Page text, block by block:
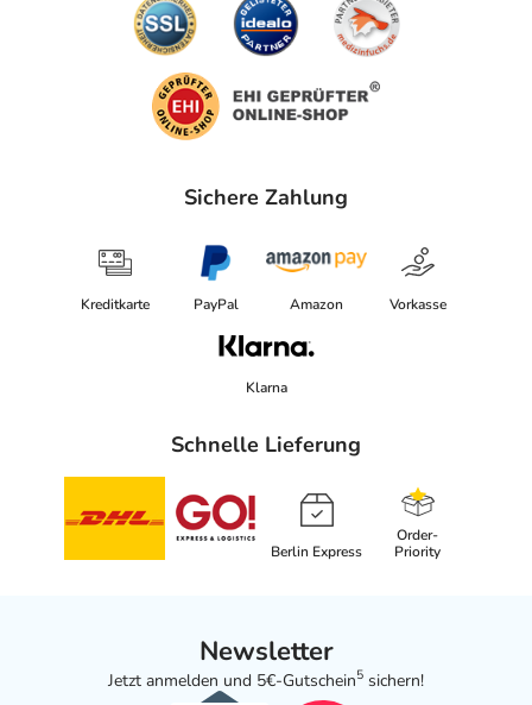
Sichere Zahlung
Kreditkarte PayPal Amazon Vorkasse
Klarna
Schnelle Lieferung
Berlin Express
Order-
Priority
Newsletter
Jetzt anmelden und 5€-Gutschein5 sichern!